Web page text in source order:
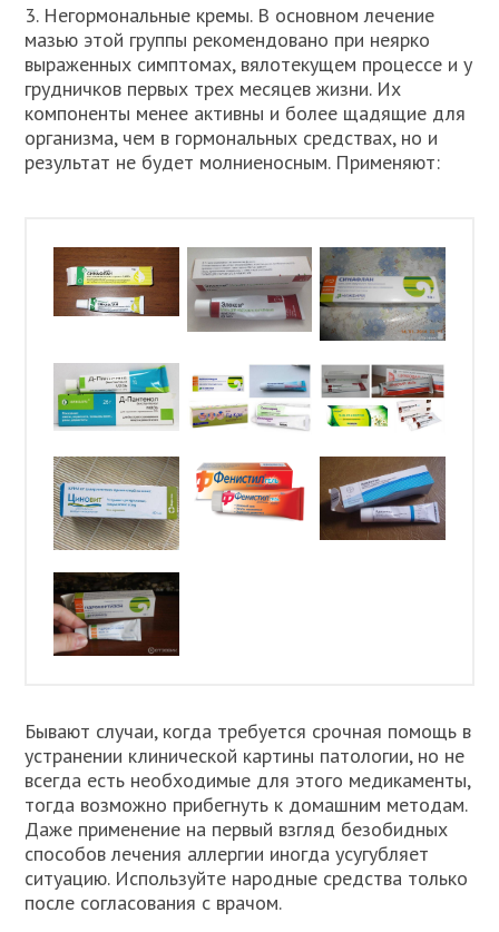
3. Негормональные кремы. В основном лечение
мазью этой группы рекомендовано при неярко
выраженных симптомах, вялотекущем процессе и у
грудничков первых трех месяцев жизни. Их
компоненты менее активны и более щадящие для
организма, чем в гормональных средствах, но и
результат не будет молниеносным. Применяют:
Бывают случаи, когда требуется срочная помощь в
устранении клинической картины патологии, но не
всегда есть необходимые для этого медикаменты,
тогда возможно прибегнуть к домашним методам.
Даже применение на первый взгляд безобидных
способов лечения аллергии иногда усугубляет
ситуацию. Используйте народные средства только
после согласования с врачом.